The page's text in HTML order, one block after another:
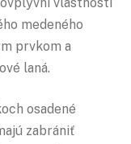
medeného
prvkom a
laná.
osadené
zabrániť